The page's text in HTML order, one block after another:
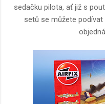
sedačku pilota, ať již s
setů se můžete